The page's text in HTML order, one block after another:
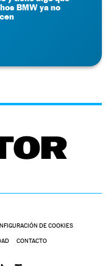
BMW ya no
DE COOKIES
CONTACTO